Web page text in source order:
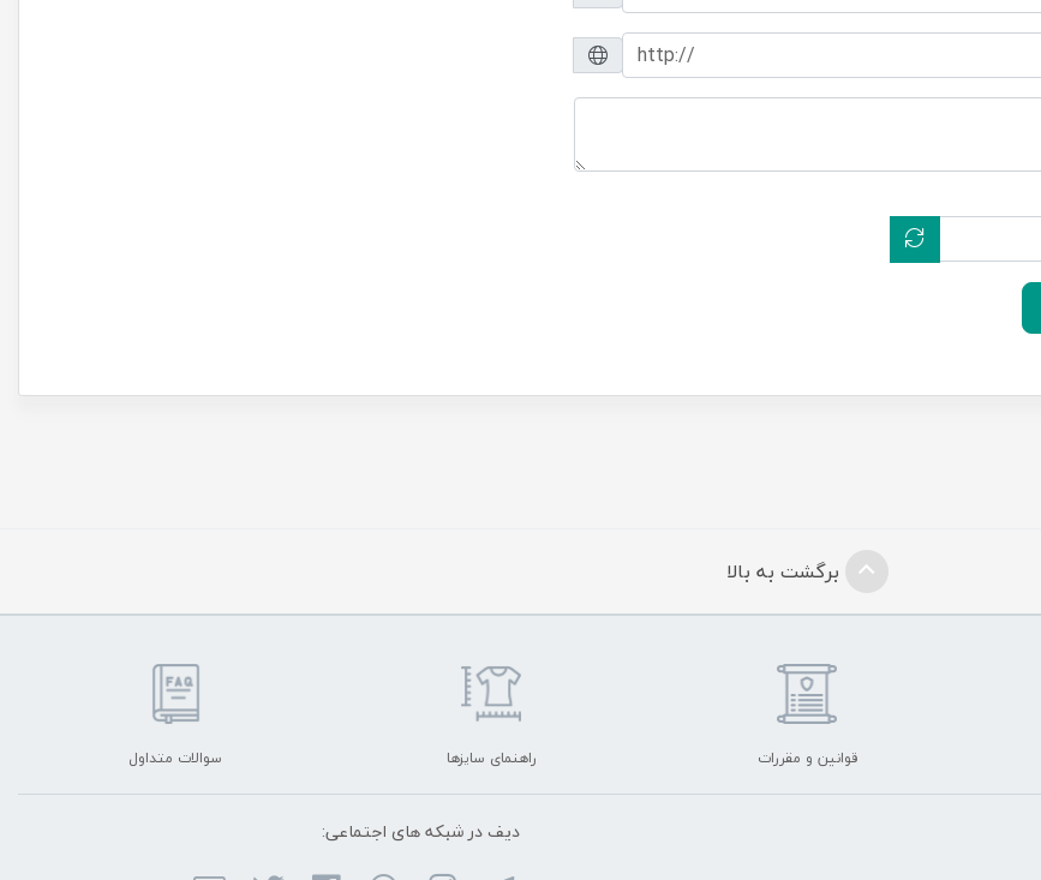
برگشت به بالا
قوانین و مقررات راهنمای سایزها سوالات متداول
دیف در شبکه ‌های اجتماعی: